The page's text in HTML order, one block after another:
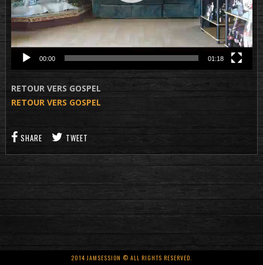
00:00 01:18
RETOUR VERS GOSPEL
RETOUR VERS GOSPEL
SHARE TWEET
2014 JAMSESSION © ALL RIGHTS RESERVED.